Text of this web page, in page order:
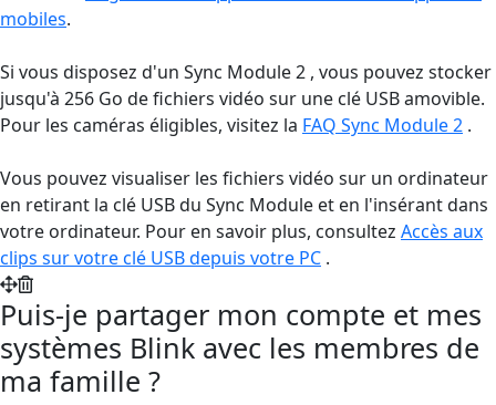
mobiles.
Si vous disposez d'un Sync Module 2 , vous pouvez stocker
jusqu'à 256 Go de fichiers vidéo sur une clé USB amovible.
Pour les caméras éligibles, visitez la FAQ Sync Module 2 .
Vous pouvez visualiser les fichiers vidéo sur un ordinateur
en retirant la clé USB du Sync Module et en l'insérant dans
votre ordinateur. Pour en savoir plus, consultez Accès aux
clips sur votre clé USB depuis votre PC .
Puis-je partager mon compte et mes
systèmes Blink avec les membres de
ma famille ?